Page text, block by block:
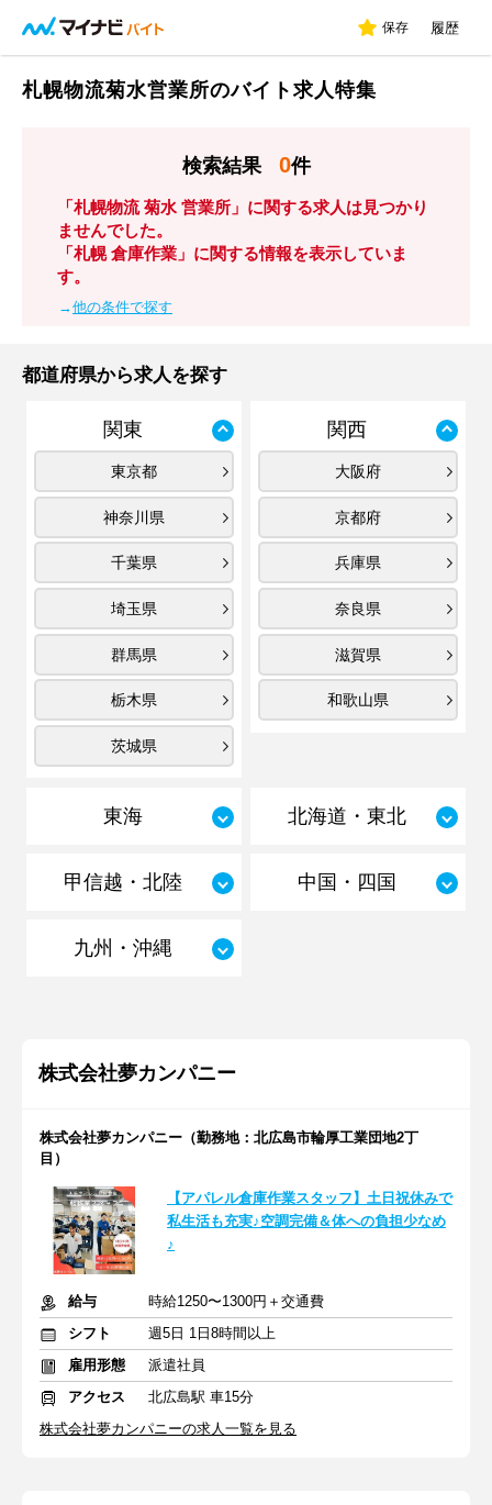
保存 履歴
札幌物流菊水営業所のバイト求人特集
検索結果 0件
「札幌物流 菊水 営業所」に関する求人は見つかり
ませんでした。
「札幌 倉庫作業」に関する情報を表示していま
す。
→他の条件で探す
都道府県から求人を探す
関東
東京都
神奈川県
千葉県
埼玉県
群馬県
栃木県
茨城県
関西
大阪府
京都府
兵庫県
奈良県
滋賀県
和歌山県
東海 北海道・東北
甲信越・北陸 中国・四国
九州・沖縄
株式会社夢カンパニー
株式会社夢カンパニー（勤務地：北広島市輪厚工業団地2丁
目）
【アパレル倉庫作業スタッフ】土日祝休みで
私生活も充実♪空調完備＆体への負担少なめ
♪
給与
時給1250〜1300円＋交通費
シフト
週5日 1日8時間以上
雇用形態
派遣社員
アクセス
北広島駅 車15分
株式会社夢カンパニーの求人一覧を見る